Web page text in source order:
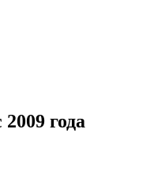
года